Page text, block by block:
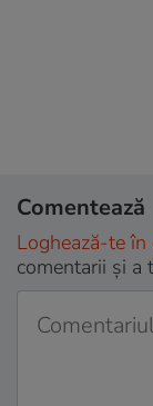
Comentează
Loghează-te
comentarii și a